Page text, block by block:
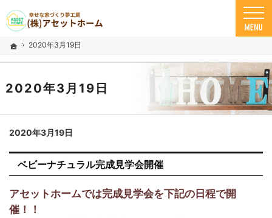
ホーム
2020年3月19日
2020年3月19日
米子市の注文住宅ならアセットホーム
幸せな家づくり夢工房 米子市で安心の一戸建て｜アセットホーム
2020年3月19日
ベビーナチュラル完成見学会開催
アセットホームでは完成見学会を下記の日程で開
催！！